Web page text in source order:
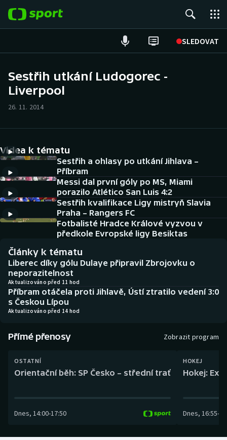
SLEDOVAT
Hokej
Cyklistika
DALŠÍ SPORTY
Americký fotbal
Baseball a softbal
Basketbal
Biatlon
Boby a skeleton
Box
Curling
NEPŘEHLÉDNĚTE
Historické návraty
Aplikace ČT sport
AZ kvíz
Sestřih utkání Ludogorec -
Liverpool
26. 11. 2014
Videa k tématu
Sestřih a ohlasy po utkání Jihlava –
Příbram
Messi dal první góly po MS, Miami
porazilo Atlético San Luis 4:2
Sestřih kvalifikace Ligy mistryň Slavia
Praha – Rangers FC
Fotbalisté Hradce Králové vyzvou v
předkole Evropské ligy Besiktas
Články k tématu
Liberec díky gólu Dulaye připravil Zbrojovku o
neporazitelnost
Aktualizováno před 11 hod
Příbram otáčela proti Jihlavě, Ústí ztratilo vedení 3:0
s Českou Lípou
Aktualizováno před 14 hod
Přímé přenosy Zobrazit program
OSTATNÍ
Orientační běh: SP Česko – střední trať
Dnes, 14:00-17:50
HOKEJ
Hokej:
Dnes, 16:55-